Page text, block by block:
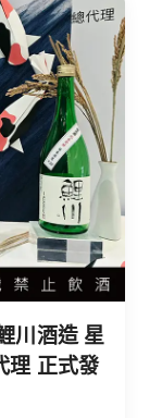
川酒造 星
理 正式發